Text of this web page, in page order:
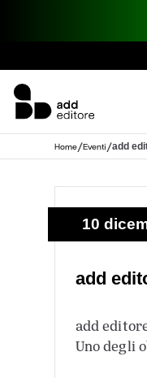
Home/Eventi/add
10
add
add
Uno degli